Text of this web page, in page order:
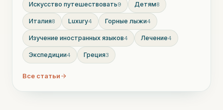
Искусство путешествовать9 Детям8
Италия8 Luxury4 Горные лыжи4
Изучение иностранных языков4 Лечение4
Экспедиции4 Греция3
Все статьи